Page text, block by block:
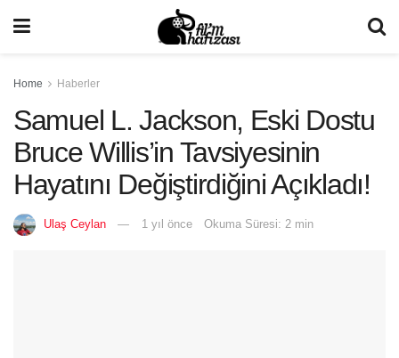
Home Haberler
Samuel L. Jackson, Eski Dostu
Bruce Willis’in Tavsiyesinin
Hayatını Değiştirdiğini Açıkladı!
Ulaş Ceylan 1 yıl önce Okuma Süresi: 2 min